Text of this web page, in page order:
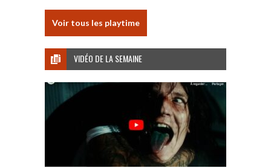
Voir tous les playtime
VIDÉO DE LA SEMAINE